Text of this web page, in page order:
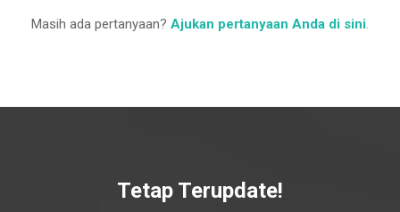
Masih ada pertanyaan? Ajukan pertanyaan Anda di sini.
Tetap Terupdate!